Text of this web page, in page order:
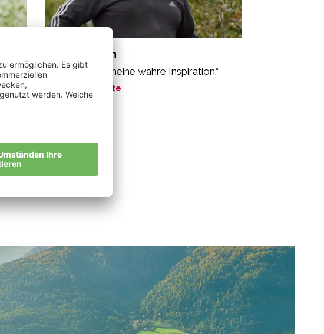
Telser Roman
“Bioäpfel sind meine wahre Inspiration.“
Meine Geschichte